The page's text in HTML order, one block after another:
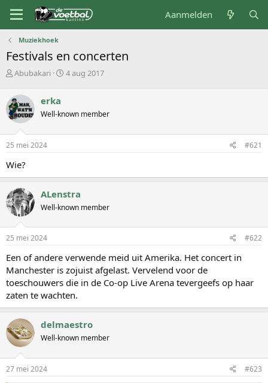
Aanmelden
Muziekhoek
Festivals en concerten
O
d
e
r
w
e
s
t
a
r
t
Abubakari
S
t
a
4 aug 2017
erka
Well-known member
25 mei 2024 #621
Wie?
ALenstra
Well-known member
25 mei 2024 #622
Een of andere verwende meid uit Amerika. Het concert in
Manchester is zojuist afgelast. Vervelend voor de
toeschouwers die in de Co-op Live Arena tevergeefs op haar
zaten te wachten.
delmaestro
Well-known member
27 mei 2024 #623